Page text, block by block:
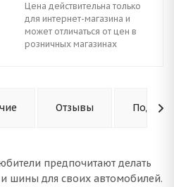
Цена действительна только
для интернет-магазина и
может отличаться от цен в
розничных магазинах
Отзывы
предпочитают делать
шины для своих автомобилей.